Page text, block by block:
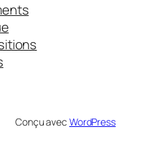
Conçu avec WordPress